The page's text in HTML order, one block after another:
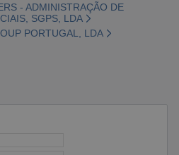
- ADMINISTRAÇÃO DE
SGPS, LDA
PORTUGAL, LDA